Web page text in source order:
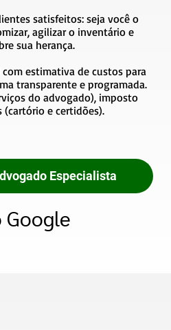
satisfeitos: seja você o
agilizar o inventário e
sua herança.
com estimativa de custos para
transparente e programada.
do advogado), imposto
(cartório e certidões).
Especialista